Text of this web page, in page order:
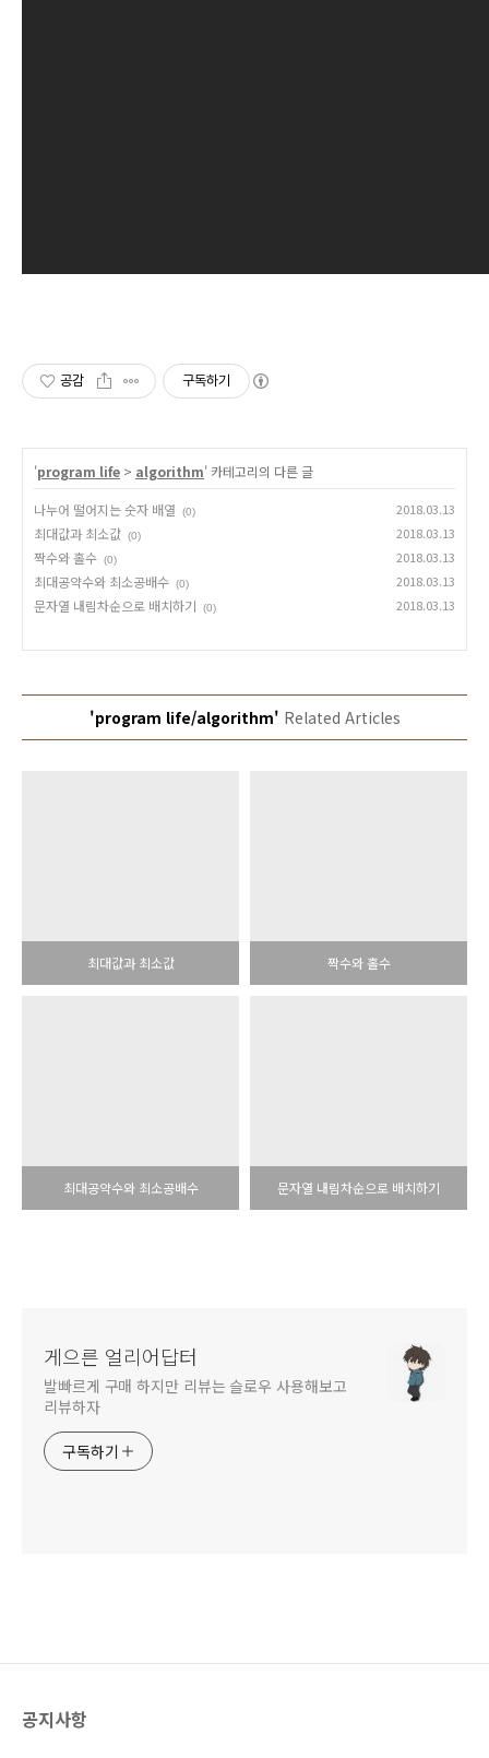
공감 구독하기
'program life > algorithm' 카테고리의 다른 글
나누어 떨어지는 숫자 배열 (0) 2018.03.13
최대값과 최소값 (0) 2018.03.13
짝수와 홀수 (0) 2018.03.13
최대공약수와 최소공배수 (0) 2018.03.13
문자열 내림차순으로 배치하기 (0) 2018.03.13
'program life/algorithm' Related Articles
최대값과 최소값 짝수와 홀수
최대공약수와 최소공배수 문자열 내림차순으로 배치하기
게으른 얼리어답터
발빠르게 구매 하지만 리뷰는 슬로우 사용해보고
리뷰하자
구독하기
공지사항